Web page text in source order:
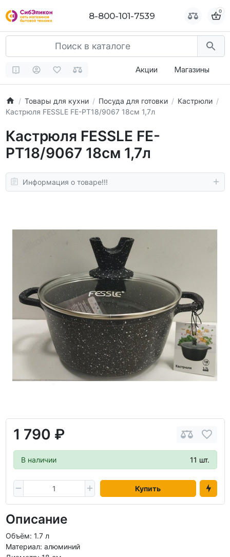
8-800-101-7539 0
Акции Магазины
Товары для кухни Посуда для готовки
Кастрюли
Кастрюля FESSLE FЕ-РТ18/9067 18см 1,7л
Кастрюля FESSLE FЕ-
РТ18/9067 18см 1,7л
Информация о товаре!!!
1 790 ₽
В наличии 11 шт.
Купить
Описание
Объём: 1.7 л
Материал: алюминий
8-800-101-7539 0